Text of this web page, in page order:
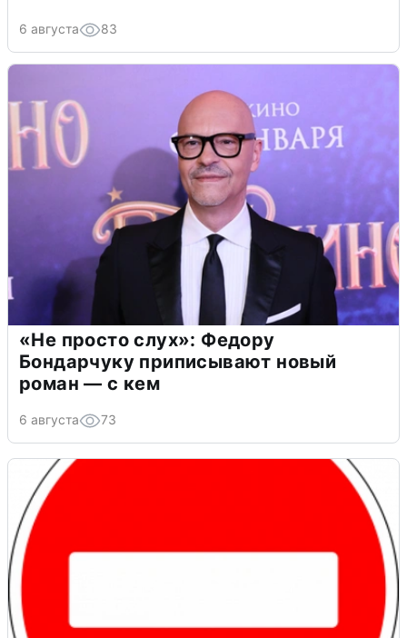
6 августа 83
«Не просто слух»: Федору
Бондарчуку приписывают новый
роман — с кем
6 августа 73